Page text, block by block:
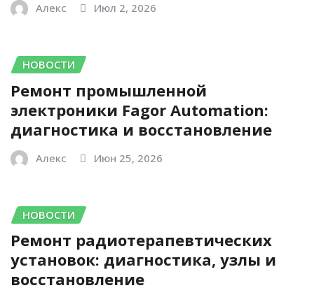
Алекс Июл 2, 2026
НОВОСТИ
Ремонт промышленной
электроники Fagor Automation:
диагностика и восстановление
Алекс Июн 25, 2026
НОВОСТИ
Ремонт радиотерапевтических
установок: диагностика, узлы и
восстановление